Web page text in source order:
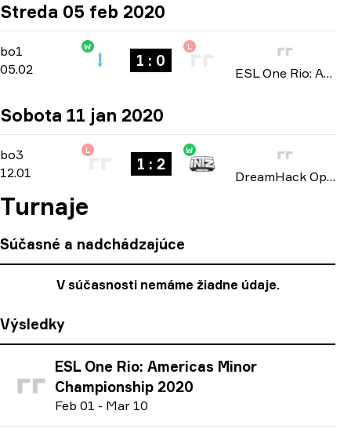
Streda 05 feb 2020
bo1 North America Open Qualifier 2
05.02
W
1 : 0
L
ESL One Rio: Americas Minor Championship 2020
Sobota 11 jan 2020
bo3 North American Open Qualifier-
12.01
L
1 : 2
W
DreamHack Open: Leipzig 2020
Turnaje
Súčasné a nadchádzajúce
V súčasnosti nemáme žiadne údaje.
Výsledky
ESL One Rio: Americas Minor
Championship 2020
Feb 01 - Mar 10